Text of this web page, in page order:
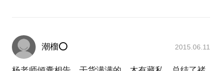
潮榴⭕ 2015.06.11